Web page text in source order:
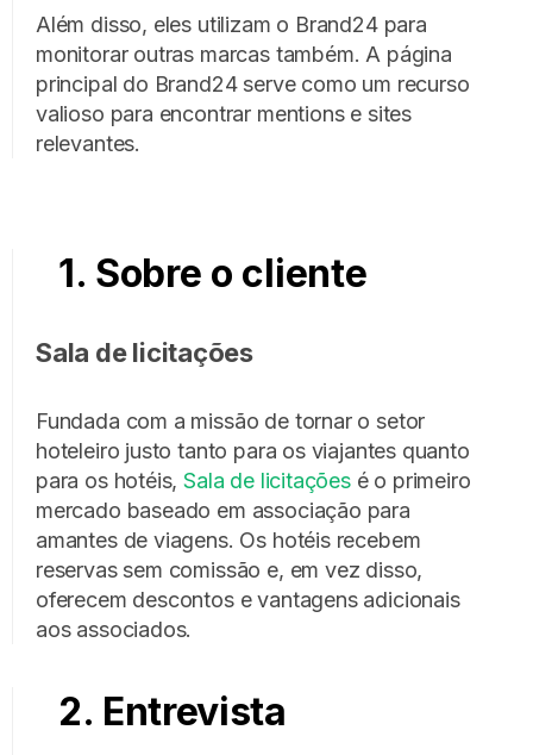
Além disso, eles utilizam o Brand24 para
monitorar outras marcas também. A página
principal do Brand24 serve como um recurso
valioso para encontrar mentions e sites
relevantes.
1. Sobre o cliente
Sala de licitações
Fundada com a missão de tornar o setor
hoteleiro justo tanto para os viajantes quanto
para os hotéis,Sala de licitaçõesé o primeiro
mercado baseado em associação para
amantes de viagens. Os hotéis recebem
reservas sem comissão e, em vez disso,
oferecem descontos e vantagens adicionais
aos associados.
2. Entrevista